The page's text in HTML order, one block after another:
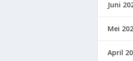
Juni
Mei
April